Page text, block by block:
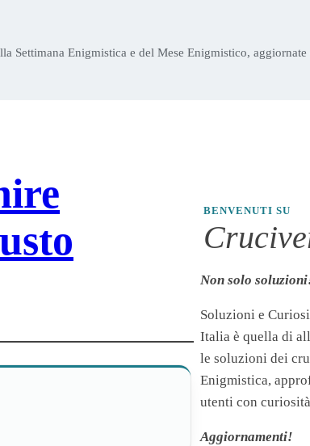
Settimana Enigmistica e del Mese Enigmistico, aggiornate
BENVENUTI SU
Non solo
Soluzioni e
Italia è quella di
le soluzioni dei
Enigmistica,
utenti con
Aggiornamenti!